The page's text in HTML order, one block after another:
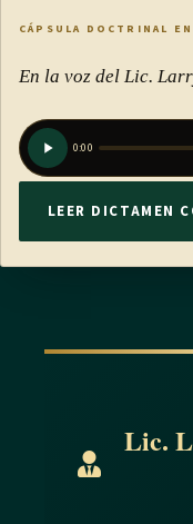
CÁPSULA DOCTRINAL
En la voz del Lic.
0:00
LEER DICTAMEN
Lic.